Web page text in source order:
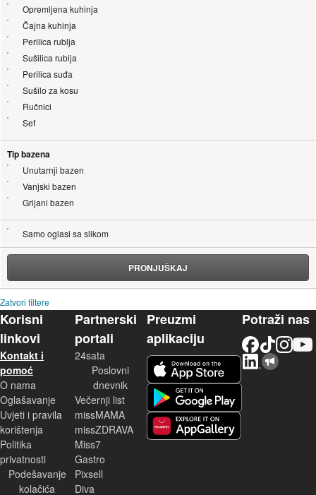
Opremljena kuhinja
Čajna kuhinja
Perilica rublja
Sušilica rublja
Perilica suđa
Sušilo za kosu
Ručnici
Sef
Tip bazena
Unutarnji bazen
Vanjski bazen
Grijani bazen
Samo oglasi sa slikom
PRONJUŠKAJ
Zatvori filtere
Korisni
linkovi
Kontakt i
pomoć
O nama
Oglašavanje
Uvjeti i pravila
korištenja
Politika
privatnosti
Podešavanje
kolačića
Partnerski
portali
24sata
Poslovni
dnevnik
Večernji list
missMAMA
missZDRAVA
Miss7
Gastro
Pixsell
Diva
Preuzmi
aplikaciju
Potraži nas